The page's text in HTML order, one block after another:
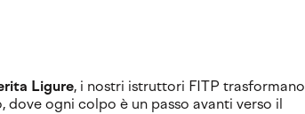
Ligure, i nostri istruttori FITP trasformano
ogni colpo è un passo avanti verso il